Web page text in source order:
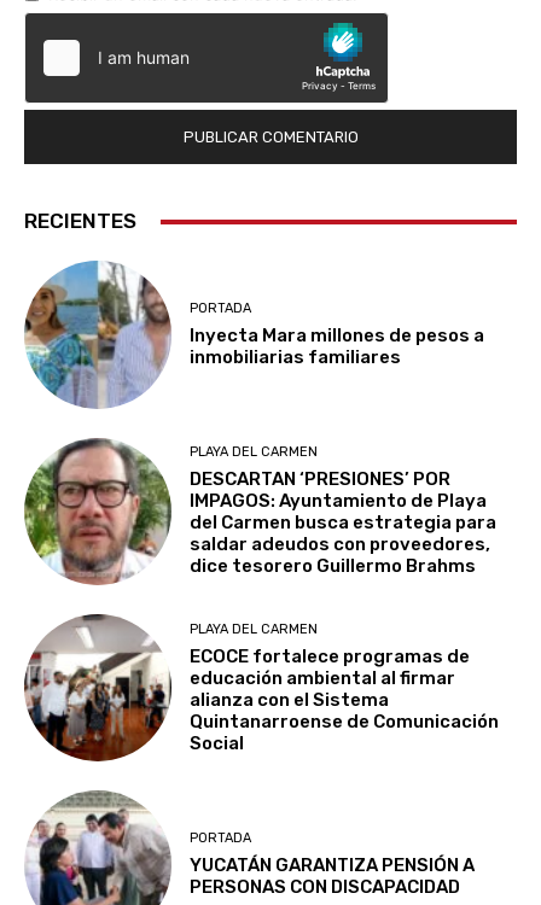
RECIENTES
PORTADA
Inyecta Mara millones de pesos a
inmobiliarias familiares
PLAYA DEL CARMEN
DESCARTAN ‘PRESIONES’ POR
IMPAGOS: Ayuntamiento de Playa
del Carmen busca estrategia para
saldar adeudos con proveedores,
dice tesorero Guillermo Brahms
PLAYA DEL CARMEN
ECOCE fortalece programas de
educación ambiental al firmar
alianza con el Sistema
Quintanarroense de Comunicación
Social
PORTADA
YUCATÁN GARANTIZA PENSIÓN A
PERSONAS CON DISCAPACIDAD